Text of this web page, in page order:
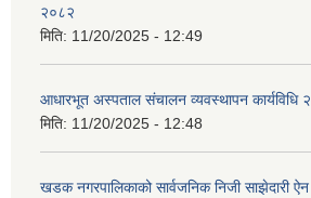
२०८२
मिति: 11/20/2025 - 12:49
आधारभूत अस्पताल संचालन व्यवस्थापन कार्यविधि
मिति: 11/20/2025 - 12:48
खडक नगरपालिकाको सार्वजनिक निजी साझेदारी